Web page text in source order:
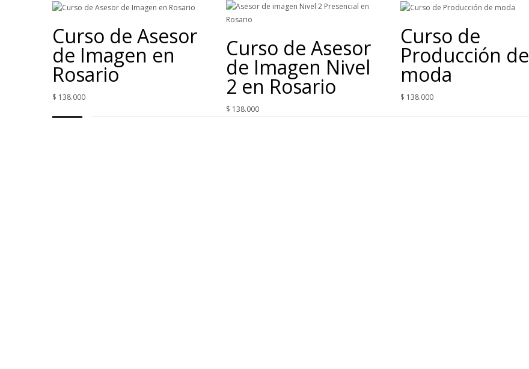
Curso de Asesor
de Imagen en
Rosario
$ 138.000
Curso de Asesor
de Imagen Nivel
2 en Rosario
$ 138.000
Curso de
Producción de
moda
$ 138.000